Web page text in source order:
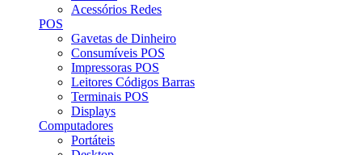
Acessórios Redes
POS
Gavetas de Dinheiro
Consumíveis POS
Impressoras POS
Leitores Códigos Barras
Terminais POS
Displays
Computadores
Portáteis